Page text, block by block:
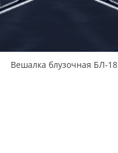
Вешалка блузочная БЛ-18